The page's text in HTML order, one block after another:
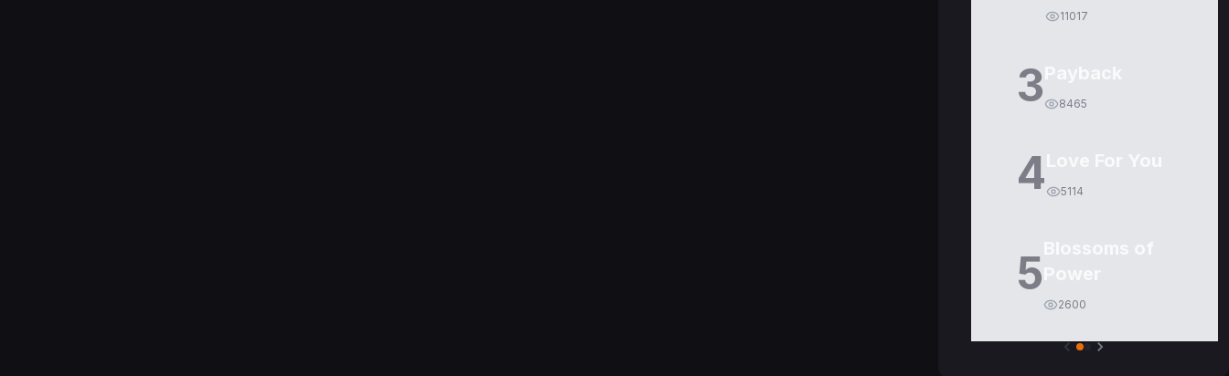
11017
3 8465
4 5114
5
2600